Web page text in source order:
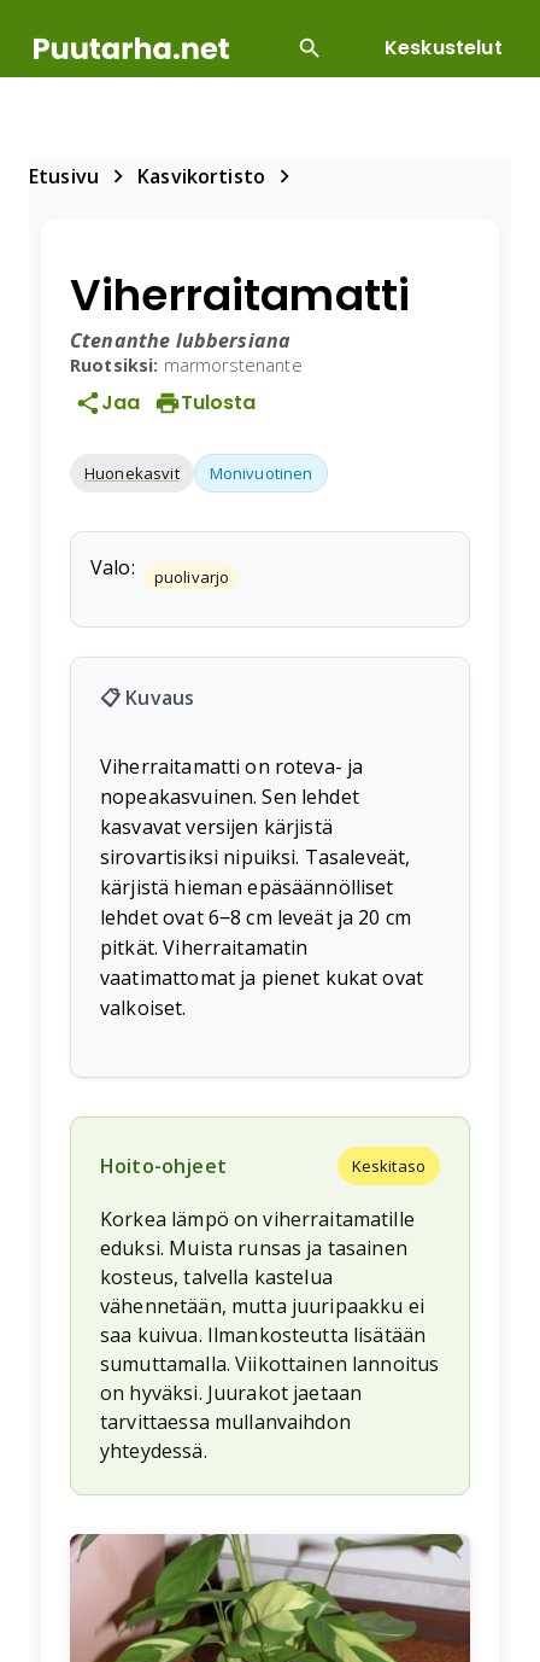
Keskustelut
Etusivu Kasvikortisto
Viherraitamatti
Ctenanthe lubbersiana
Ruotsiksi: marmorstenante
Jaa Tulosta
Huonekasvit Monivuotinen
Valo: puolivarjo
📋 Kuvaus
Viherraitamatti on roteva- ja
nopeakasvuinen. Sen lehdet
kasvavat versijen kärjistä
sirovartisiksi nipuiksi. Tasaleveät,
kärjistä hieman epäsäännölliset
lehdet ovat 6‒8 cm leveät ja 20 cm
pitkät. Viherraitamatin
vaatimattomat ja pienet kukat ovat
valkoiset.
Hoito-ohjeet Keskitaso
Korkea lämpö on viherraitamatille
eduksi. Muista runsas ja tasainen
kosteus, talvella kastelua
vähennetään, mutta juuripaakku ei
saa kuivua. Ilmankosteutta lisätään
sumuttamalla. Viikottainen lannoitus
on hyväksi. Juurakot jaetaan
tarvittaessa mullanvaihdon
yhteydessä.
🌱